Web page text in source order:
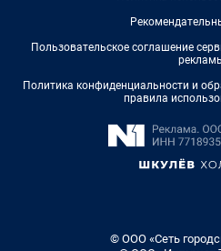
Пользовательское соглашение
Политика конфиденциальности и
правила
© ООО «Сеть